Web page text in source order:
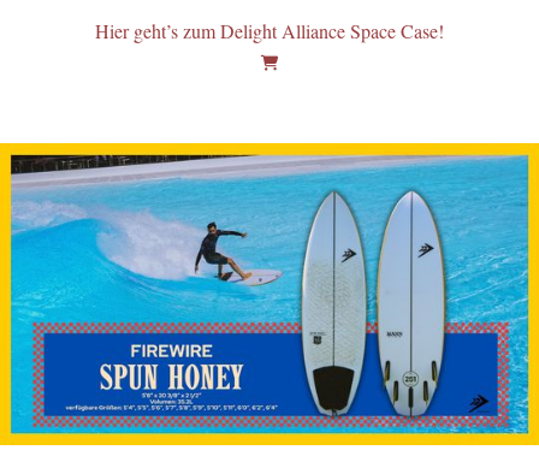
Hier geht’s zum Delight Alliance Space Case!